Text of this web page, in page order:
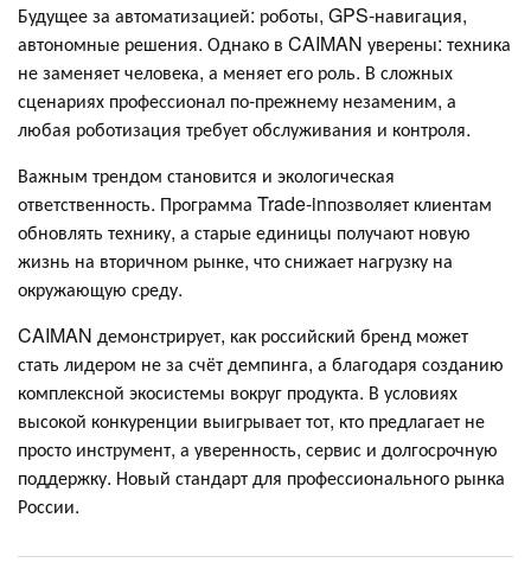
Будущее за автоматизацией: роботы, GPS-навигация,
автономные решения. Однако в CAIMAN уверены: техника
не заменяет человека, а меняет его роль. В сложных
сценариях профессионал по-прежнему незаменим, а
любая роботизация требует обслуживания и контроля.
Важным трендом становится и экологическая
ответственность. Программа Trade-inпозволяет клиентам
обновлять технику, а старые единицы получают новую
жизнь на вторичном рынке, что снижает нагрузку на
окружающую среду.
CAIMAN демонстрирует, как российский бренд может
стать лидером не за счёт демпинга, а благодаря созданию
комплексной экосистемы вокруг продукта. В условиях
высокой конкуренции выигрывает тот, кто предлагает не
просто инструмент, а уверенность, сервис и долгосрочную
поддержку. Новый стандарт для профессионального рынка
России.